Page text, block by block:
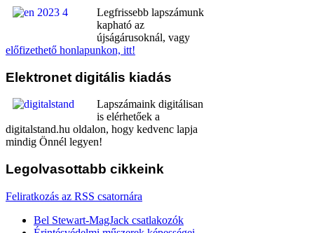
Legfrissebb lapszámunk
kapható az
újságárusoknál, vagy
előfizethető honlapunkon, itt!
Elektronet digitális kiadás
Lapszámaink digitálisan
is elérhetőek a
digitalstand.hu oldalon, hogy kedvenc lapja
mindig Önnél legyen!
Legolvasottabb cikkeink
Feliratkozás az RSS csatornára
Bel Stewart-MagJack csatlakozók